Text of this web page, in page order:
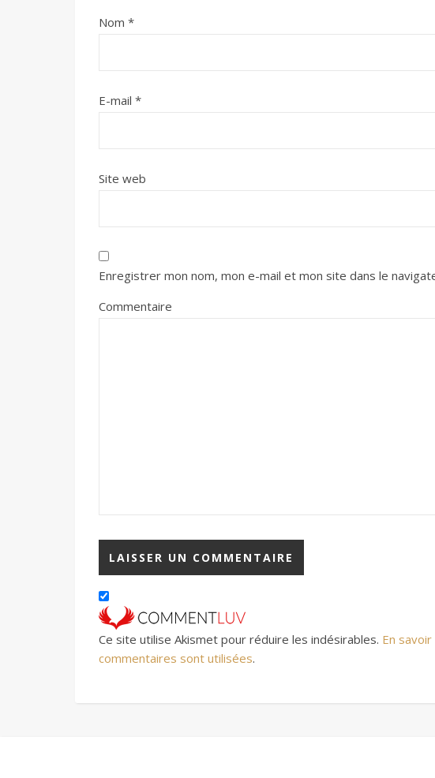
Nom *
E-mail *
Site web
Enregistrer mon nom, mon e-mail et mon site dans le
Commentaire
Ce site utilise Akismet pour réduire les indésirables. En
commentaires sont utilisées.